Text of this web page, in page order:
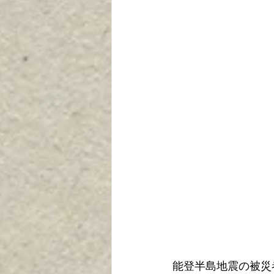
能登半島地震の被災